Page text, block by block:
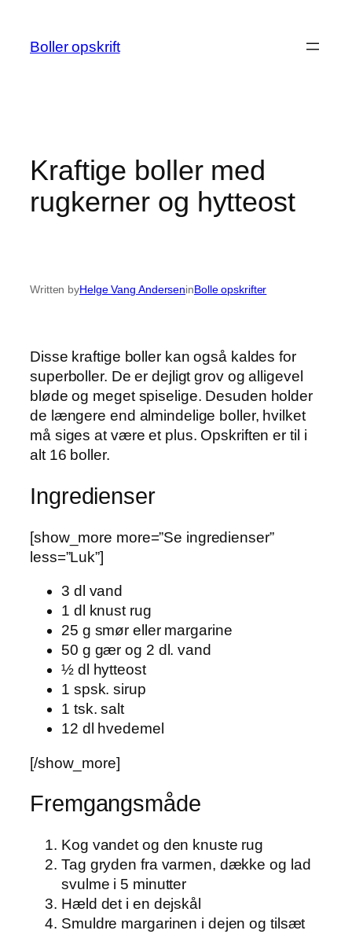
indhold
Boller opskrift
Kraftige boller med
rugkerner og hytteost
Written byHelge Vang AnderseninBolle opskrifter
Disse kraftige boller kan også kaldes for
superboller. De er dejligt grov og alligevel
bløde og meget spiselige. Desuden holder
de længere end almindelige boller, hvilket
må siges at være et plus. Opskriften er til i
alt 16 boller.
Ingredienser
[show_more more=”Se ingredienser”
less=”Luk”]
3 dl vand
1 dl knust rug
25 g smør eller margarine
50 g gær og 2 dl. vand
½ dl hytteost
1 spsk. sirup
1 tsk. salt
12 dl hvedemel
[/show_more]
Fremgangsmåde
Kog vandet og den knuste rug
Tag gryden fra varmen, dække og lad
svulme i 5 minutter
Hæld det i en dejskål
Smuldre margarinen i dejen og tilsæt